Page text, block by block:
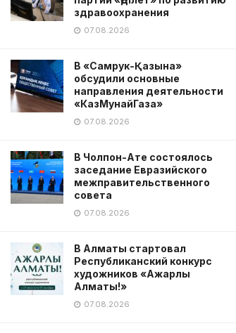
здравоохранения
07.08.2026
В «Самрук-Қазына»
обсудили основные
направления деятельности
«КазМунайГаза»
07.08.2026
В Чолпон-Ате состоялось
заседание Евразийского
межправительственного
совета
07.08.2026
В Алматы стартовал
Республиканский конкурс
художников «Ажарлы
Алматы!»
07.08.2026